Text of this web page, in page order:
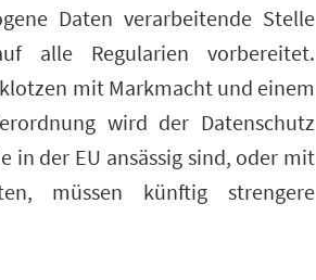
Daten verarbeitende Stelle
alle Regularien vorbereitet.
mit Markmacht und einem
wird der Datenschutz
der EU ansässig sind, oder mit
müssen künftig strengere